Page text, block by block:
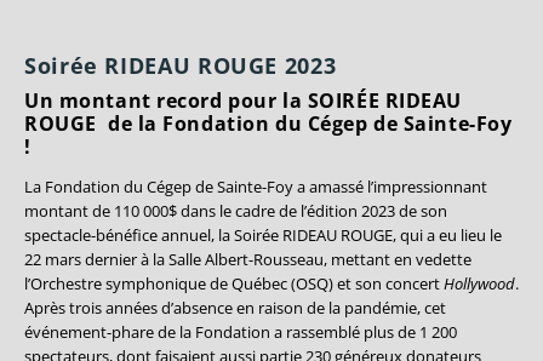
Soirée RIDEAU ROUGE 2023
Un montant record pour la SOIRÉE RIDEAU
ROUGE de la Fondation du Cégep de Sainte-Foy
!
La Fondation du Cégep de Sainte-Foy a amassé l’impressionnant
montant de 110 000$ dans le cadre de l’édition 2023 de son
spectacle-bénéfice annuel, la Soirée RIDEAU ROUGE, qui a eu lieu le
22 mars dernier à la Salle Albert-Rousseau, mettant en vedette
l’Orchestre symphonique de Québec (OSQ) et son concertHollywood.
Après trois années d’absence en raison de la pandémie, cet
événement-phare de la Fondation a rassemblé plus de 1 200
spectateurs, dont faisaient aussi partie 230 généreux donateurs